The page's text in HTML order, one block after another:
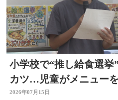
小学校で“推し給食選
カツ…児童がメニュー
は？ 選挙を身近に
2026年07月15日